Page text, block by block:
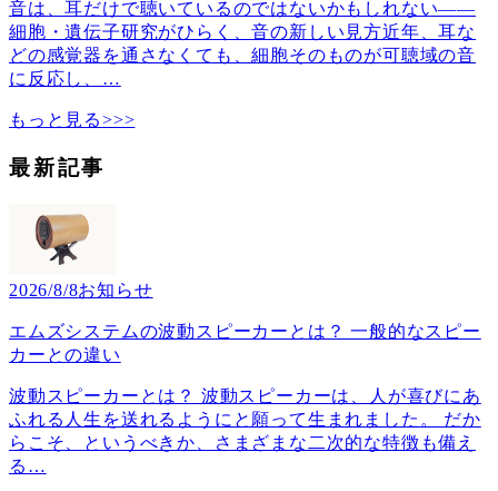
音は、耳だけで聴いているのではないかもしれない――
細胞・遺伝子研究がひらく、音の新しい見方近年、耳な
どの感覚器を通さなくても、細胞そのものが可聴域の音
に反応し、 …
もっと見る>>>
最新記事
2026/8/8お知らせ
エムズシステムの波動スピーカーとは？ 一般的なスピー
カーとの違い
波動スピーカーとは？ 波動スピーカーは、人が喜びにあ
ふれる人生を送れるようにと願って生まれました。 だか
らこそ、というべきか、さまざまな二次的な特徴も備え
る …